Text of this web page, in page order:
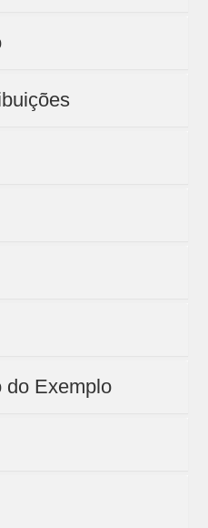
do Exemplo